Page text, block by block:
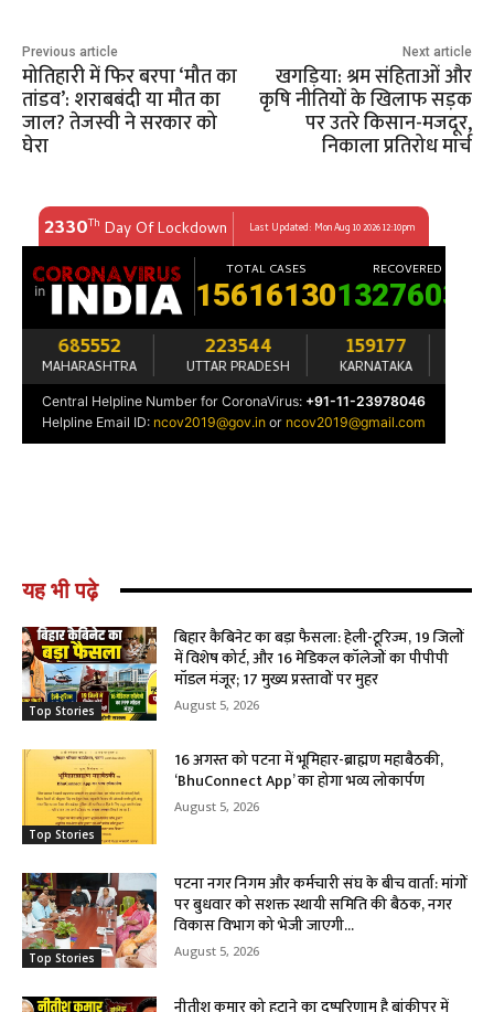
Previous article
मोतिहारी में फिर बरपा ‘मौत का
तांडव’: शराबबंदी या मौत का
जाल? तेजस्वी ने सरकार को
घेरा
Next article
खगड़िया: श्रम संहिताओं और
कृषि नीतियों के खिलाफ सड़क
पर उतरे किसान-मजदूर,
निकाला प्रतिरोध मार्च
यह भी पढ़े
Top Stories
बिहार कैबिनेट का बड़ा फैसला: हेली-टूरिज्म, 19 जिलों
में विशेष कोर्ट, और 16 मेडिकल कॉलेजों का पीपीपी
मॉडल मंजूर; 17 मुख्य प्रस्तावों पर मुहर
August 5, 2026
Top Stories
16 अगस्त को पटना में भूमिहार-ब्राह्मण महाबैठकी,
‘BhuConnect App’ का होगा भव्य लोकार्पण
August 5, 2026
Top Stories
पटना नगर निगम और कर्मचारी संघ के बीच वार्ता: मांगों
पर बुधवार को सशक्त स्थायी समिति की बैठक, नगर
विकास विभाग को भेजी जाएगी...
August 5, 2026
नीतीश कुमार को हटाने का दुष्परिणाम है बांकीपुर में